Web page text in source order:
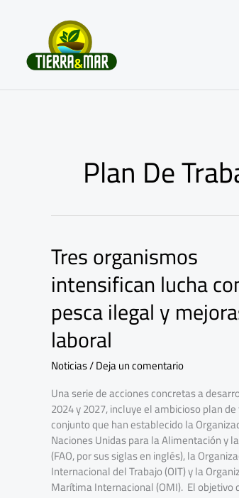
Plan De
Tres organismos
intensifican lucha
pesca ilegal y
laboral
Noticias/Deja un comentario
Una serie de acciones concretas a
2024 y 2027, incluye el ambicioso plan
conjunto que han establecido la
Naciones Unidas para la Alimentación y
(FAO, por sus siglas en inglés), la
Internacional del Trabajo (OIT) y la
Marítima Internacional (OMI). El
Tres
organismos
intensifican
lucha
contra
la
pesca
ilegal
y
mejoras
en
lo
laboral